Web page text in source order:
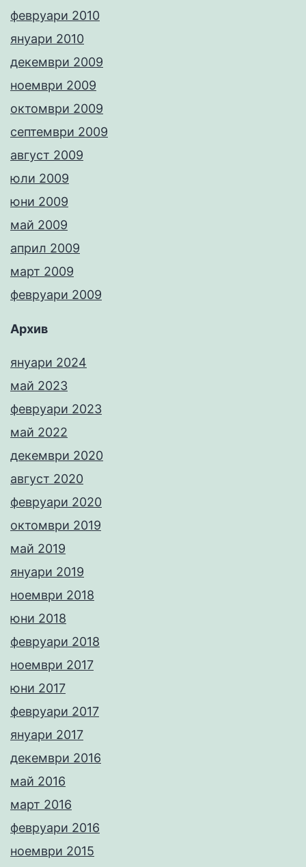
февруари 2010
януари 2010
декември 2009
ноември 2009
октомври 2009
септември 2009
август 2009
юли 2009
юни 2009
май 2009
април 2009
март 2009
февруари 2009
Архив
януари 2024
май 2023
февруари 2023
май 2022
декември 2020
август 2020
февруари 2020
октомври 2019
май 2019
януари 2019
ноември 2018
юни 2018
февруари 2018
ноември 2017
юни 2017
февруари 2017
януари 2017
декември 2016
май 2016
март 2016
февруари 2016
ноември 2015